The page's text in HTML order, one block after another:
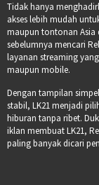
Tidak hanya
akses lebih mudah
maupun tontonan Asia
sebelumnya mencari
layanan streaming
maupun mobile.
Dengan tampilan
stabil, LK21 menjadi
hiburan tanpa ribet.
iklan membuat LK21,
paling banyak dicari